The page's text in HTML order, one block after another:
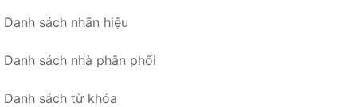
Danh sách nhãn hiệu
Danh sách nhà phân phối
Danh sách từ khóa